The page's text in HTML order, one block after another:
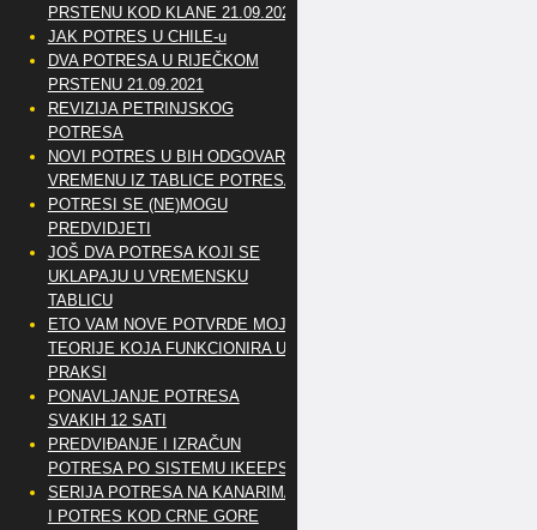
PRSTENU KOD KLANE 21.09.2021
JAK POTRES U CHILE-u
DVA POTRESA U RIJEČKOM
PRSTENU 21.09.2021
REVIZIJA PETRINJSKOG
POTRESA
NOVI POTRES U BIH ODGOVARA
VREMENU IZ TABLICE POTRESA
POTRESI SE (NE)MOGU
PREDVIDJETI
JOŠ DVA POTRESA KOJI SE
UKLAPAJU U VREMENSKU
TABLICU
ETO VAM NOVE POTVRDE MOJE
TEORIJE KOJA FUNKCIONIRA U
PRAKSI
PONAVLJANJE POTRESA
SVAKIH 12 SATI
PREDVIĐANJE I IZRAČUN
POTRESA PO SISTEMU IKEEPS
SERIJA POTRESA NA KANARIMA
I POTRES KOD CRNE GORE